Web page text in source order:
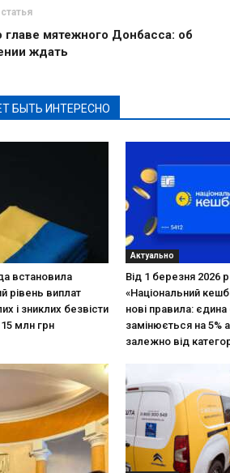
главе мятежного Донбасса: об
ждать
БЫТЬ ИНТЕРЕСНО
встановила
рівень виплат
і зниклих безвісти
млн грн
Актуально
Від 1 березня 2026
«Національний
нові правила: єдина
замінюється на 5%
залежно від